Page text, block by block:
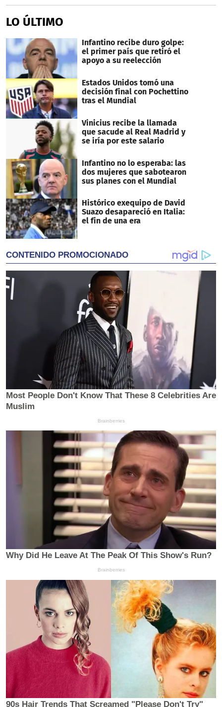
LO ÚLTIMO
Infantino recibe duro golpe:
el primer país que retiró el
apoyo a su reelección
Estados Unidos tomó una
decisión final con Pochettino
tras el Mundial
Vinicius recibe la llamada
que sacude al Real Madrid y
se iría por este salario
Infantino no lo esperaba: las
dos mujeres que sabotearon
sus planes con el Mundial
Histórico exequipo de David
Suazo desapareció en Italia:
el fin de una era